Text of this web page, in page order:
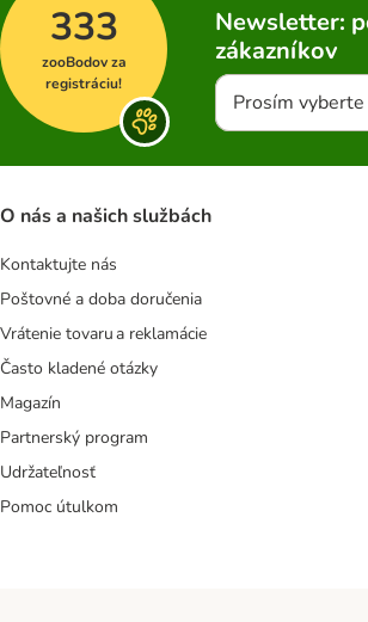
333
zooBodov za
registráciu!
Newsletter:
zákazníkov
Prosím
O nás a našich službách
Kontaktujte nás
Poštovné a doba doručenia
Vrátenie tovaru a reklamácie
Často kladené otázky
Magazín
Partnerský program
Udržateľnosť
Pomoc útulkom